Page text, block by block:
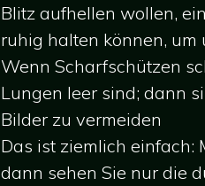
Blitz aufhellen wollen,
ruhig halten können, um
Wenn Scharfschützen
Lungen leer sind; dann
Bilder zu vermeiden
Das ist ziemlich einfach:
dann sehen Sie nur die